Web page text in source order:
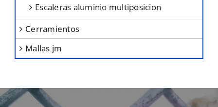
escaleras aluminio multiposicion
cerramientos
mallas jm